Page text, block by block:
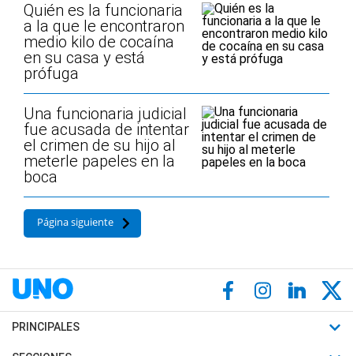
Quién es la funcionaria
a la que le encontraron
medio kilo de cocaína
en su casa y está
prófuga
Una funcionaria judicial
fue acusada de intentar
el crimen de su hijo al
meterle papeles en la
boca
Página siguiente
PRINCIPALES